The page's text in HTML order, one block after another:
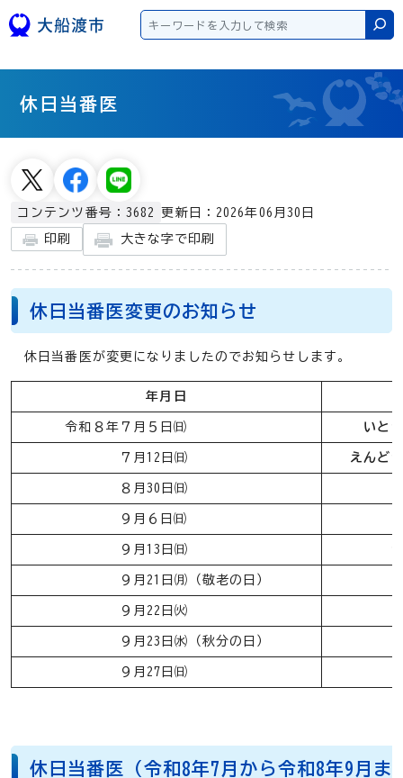
検索
休日当番医
コンテンツ番号：3682 更新日：2026年06月30日
印刷 大きな字で印刷
休日当番医変更のお知らせ
休日当番医が変更になりましたのでお知らせします。
年月日
令和８年７月５日㈰ いと
７月12日㈰ えんど
８月30日㈰
９月６日㈰
９月13日㈰
９月21日㈪（敬老の日）
９月22日㈫
９月23日㈬（秋分の日）
９月27日㈰
休日当番医（令和8年7月から令和8年9月ま